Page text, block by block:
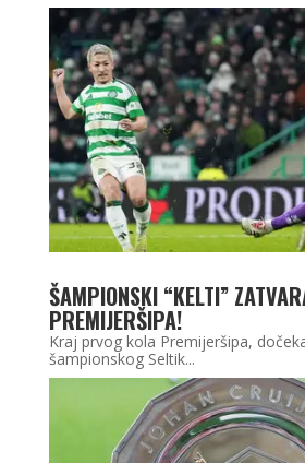
ŠAMPIONSKI “KELTI”
PREMIJERŠIPA!
Kraj prvog kola Premijeršipa,
šampionskog Seltik...